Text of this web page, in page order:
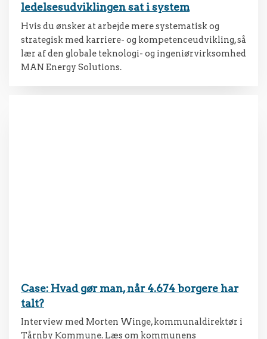
ledelsesudviklingen sat i system
Hvis du ønsker at arbejde mere systematisk og
strategisk med karriere- og kompetenceudvikling, så
lær af den globale teknologi- og ingeniørvirksomhed
MAN Energy Solutions.
Case: Hvad gør man, når 4.674 borgere har
talt?
Interview med Morten Winge, kommunaldirektør i
Tårnby Kommune. Læs om kommunens